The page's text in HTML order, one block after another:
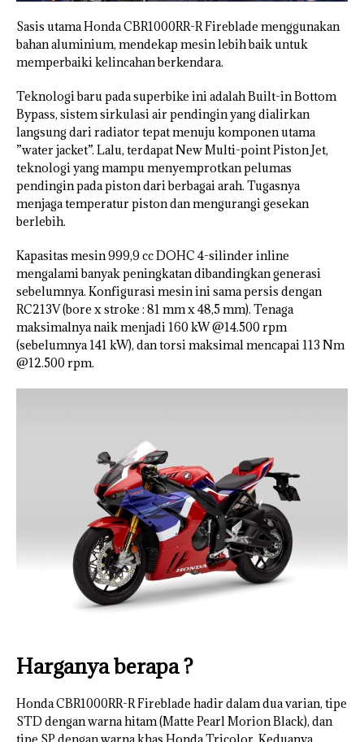
Sasis utama Honda CBR1000RR-R Fireblade menggunakan
bahan aluminium, mendekap mesin lebih baik untuk
memperbaiki kelincahan berkendara.
Teknologi baru pada superbike ini adalah Built-in Bottom
Bypass, sistem sirkulasi air pendingin yang dialirkan
langsung dari radiator tepat menuju komponen utama
”water jacket”. Lalu, terdapat New Multi-point Piston Jet,
teknologi yang mampu menyemprotkan pelumas
pendingin pada piston dari berbagai arah. Tugasnya
menjaga temperatur piston dan mengurangi gesekan
berlebih.
Kapasitas mesin 999,9 cc DOHC 4-silinder inline
mengalami banyak peningkatan dibandingkan generasi
sebelumnya. Konfigurasi mesin ini sama persis dengan
RC213V (bore x stroke : 81 mm x 48,5 mm). Tenaga
maksimalnya naik menjadi 160 kW @14.500 rpm
(sebelumnya 141 kW), dan torsi maksimal mencapai 113 Nm
@12.500 rpm.
Harganya berapa ?
Honda CBR1000RR-R Fireblade hadir dalam dua varian, tipe
STD dengan warna hitam (Matte Pearl Morion Black), dan